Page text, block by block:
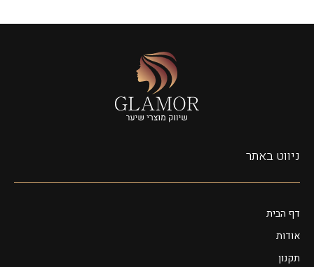
ניווט באתר
דף הבית
אודות
תקנון